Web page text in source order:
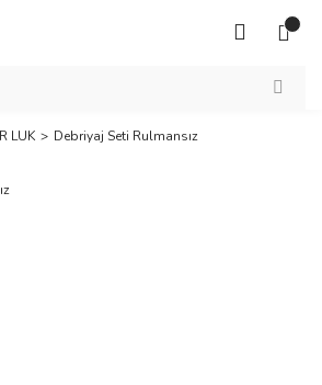
LUK Debriyaj Seti Rulmansız